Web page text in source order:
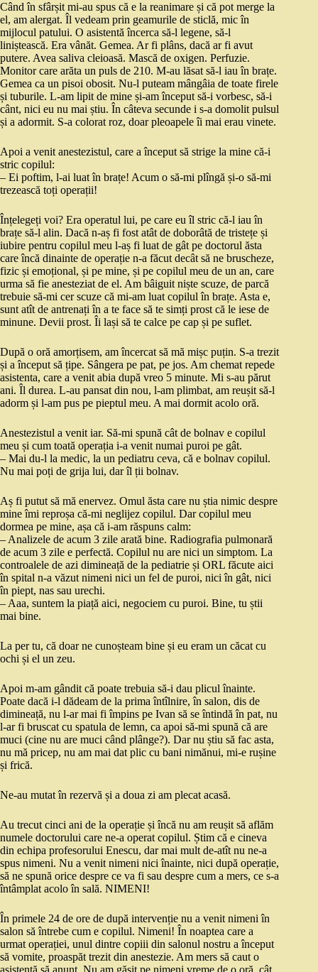
Când în sfârșit mi-au spus că e la reanimare și că pot merge la
el, am alergat. Îl vedeam prin geamurile de sticlă, mic în
mijlocul patului. O asistentă încerca să-l legene, să-l
liniștească. Era vânăt. Gemea. Ar fi plâns, dacă ar fi avut
putere. Avea saliva cleioasă. Mască de oxigen. Perfuzie.
Monitor care arăta un puls de 210. M-au lăsat să-l iau în brațe.
Gemea ca un pisoi obosit. Nu-l puteam mângâia de toate firele
și tuburile. L-am lipit de mine și-am început să-i vorbesc, să-i
cânt, nici eu nu mai știu. În câteva secunde i s-a domolit pulsul
și a adormit. S-a colorat roz, doar pleoapele îi mai erau vinete.
Apoi a venit anestezistul, care a început să strige la mine că-i
stric copilul:
– Ei poftim, l-ai luat în brațe! Acum o să-mi plîngă și-o să-mi
trezească toți operații!
Înțelegeți voi? Era operatul lui, pe care eu îl stric că-l iau în
brațe să-l alin. Dacă n-aș fi fost atât de doborâtă de tristețe și
iubire pentru copilul meu l-aș fi luat de gât pe doctorul ăsta
care încă dinainte de operație n-a făcut decât să ne bruscheze,
fizic și emoțional, și pe mine, și pe copilul meu de un an, care
urma să fie anesteziat de el. Am bâiguit niște scuze, de parcă
trebuie să-mi cer scuze că mi-am luat copilul în brațe. Asta e,
sunt atît de antrenați în a te face să te simți prost că le iese de
minune. Devii prost. Îi lași să te calce pe cap și pe suflet.
După o oră amorțisem, am încercat să mă mișc puțin. S-a trezit
și a început să țipe. Sângera pe pat, pe jos. Am chemat repede
asistenta, care a venit abia după vreo 5 minute. Mi s-au părut
ani. Îl durea. L-au pansat din nou, l-am plimbat, am reușit să-l
adorm și l-am pus pe pieptul meu. A mai dormit acolo oră.
Anestezistul a venit iar. Să-mi spună cât de bolnav e copilul
meu și cum toată operația i-a venit numai puroi pe gât.
– Mai du-l la medic, la un pediatru ceva, că e bolnav copilul.
Nu mai poți de grija lui, dar îl ții bolnav.
Aș fi putut să mă enervez. Omul ăsta care nu știa nimic despre
mine îmi reproșa că-mi neglijez copilul. Dar copilul meu
dormea pe mine, așa că i-am răspuns calm:
– Analizele de acum 3 zile arată bine. Radiografia pulmonară
de acum 3 zile e perfectă. Copilul nu are nici un simptom. La
controalele de azi dimineață de la pediatrie și ORL făcute aici
în spital n-a văzut nimeni nici un fel de puroi, nici în gât, nici
în piept, nas sau urechi.
– Aaa, suntem la piață aici, negociem cu puroi. Bine, tu știi
mai bine.
La per tu, că doar ne cunoșteam bine și eu eram un căcat cu
ochi și el un zeu.
Apoi m-am gândit că poate trebuia să-i dau plicul înainte.
Poate dacă i-l dădeam de la prima întîlnire, în salon, dis de
dimineață, nu l-ar mai fi împins pe Ivan să se întindă în pat, nu
l-ar fi bruscat cu spatula de lemn, ca apoi să-mi spună că are
muci (cine nu are muci când plânge?). Dar nu știu să fac asta,
nu mă pricep, nu am mai dat plic cu bani nimănui, mi-e rușine
și frică.
Ne-au mutat în rezervă și a doua zi am plecat acasă.
Au trecut cinci ani de la operație și încă nu am reușit să aflăm
numele doctorului care ne-a operat copilul. Știm că e cineva
din echipa profesorului Enescu, dar mai mult de-atît nu ne-a
spus nimeni. Nu a venit nimeni nici înainte, nici după operație,
să ne spună orice despre ce va fi sau despre cum a mers, ce s-a
întâmplat acolo în sală. NIMENI!
În primele 24 de ore de după intervenție nu a venit nimeni în
salon să întrebe cum e copilul. Nimeni! În noaptea care a
urmat operației, unul dintre copiii din salonul nostru a început
să vomite, proaspăt trezit din anestezie. Am mers să caut o